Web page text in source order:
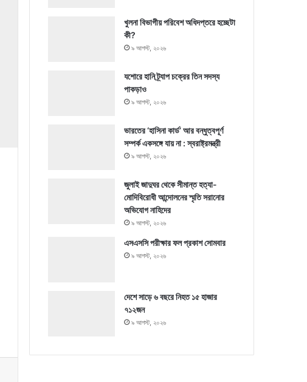
খুলনা বিভাগীয় পরিবেশ অধিদপ্তরে হচ্ছেটা
কী?
৯ আগস্ট, ২০২৬
যশোরে হানি ট্র্যাপ চক্রের তিন সদস্য
পাকড়াও
৯ আগস্ট, ২০২৬
ভারতের ‘হাসিনা কার্ড’ আর বন্ধুত্বপূর্ণ
সম্পর্ক একসঙ্গে যায় না : স্বরাষ্ট্রমন্ত্রী
৯ আগস্ট, ২০২৬
জুলাই জাদুঘর থেকে সীমান্ত হত্যা-
মোদিবিরোধী আন্দোলনের স্মৃতি সরানোর
অভিযোগ নাহিদের
৯ আগস্ট, ২০২৬
এসএসসি পরীক্ষার ফল প্রকাশ সোমবার
৯ আগস্ট, ২০২৬
দেশে সাড়ে ৬ বছরে নিহত ১৫ হাজার
৭১২জন
৯ আগস্ট, ২০২৬